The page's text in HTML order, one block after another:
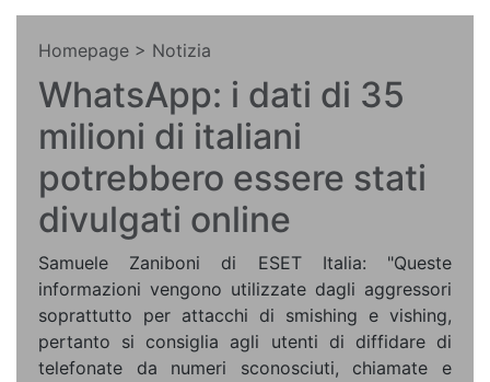
Homepage > Notizia
WhatsApp: i dati di 35
milioni di italiani
potrebbero essere stati
divulgati online
Samuele Zaniboni di ESET Italia: "Queste
informazioni vengono utilizzate dagli aggressori
soprattutto per attacchi di smishing e vishing,
pertanto si consiglia agli utenti di diffidare di
telefonate da numeri sconosciuti, chiamate e